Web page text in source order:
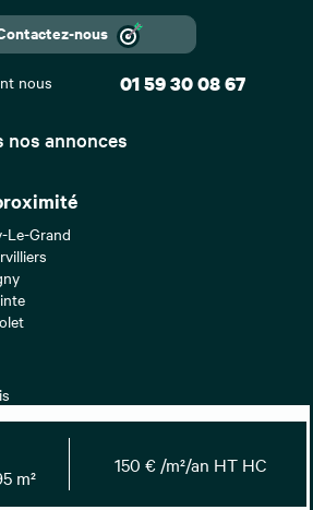
m²
150 € /m²/an HT HC
annonces
Le-Grand
nous
nous
01 59 30 08 67